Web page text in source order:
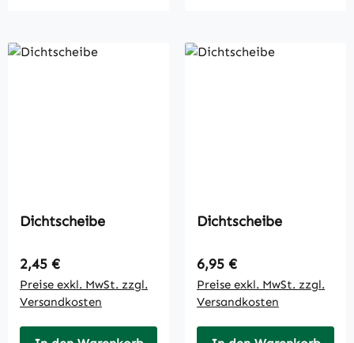
Dichtscheibe
Regulärer Preis:
2,45 €
Preise exkl. MwSt. zzgl.
Versandkosten
Dichtscheibe
Regulärer Preis:
6,95 €
Preise exkl. MwSt. zzgl.
Versandkosten